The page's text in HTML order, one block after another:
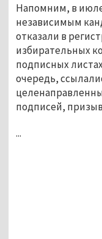
Напомним, в
независимым
отказали в
избирательных
подписных
очередь,
подписей,
...